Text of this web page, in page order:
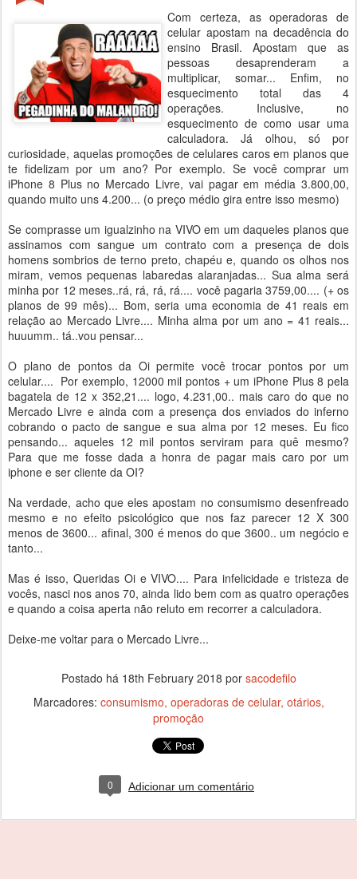
Com certeza, as operadoras de
celular apostam na decadência do
ensino Brasil. Apostam que as
pessoas desaprenderam a
multiplicar, somar... Enfim, no
esquecimento total das 4
operações. Inclusive, no
esquecimento de como usar uma
calculadora. Já olhou, só por
curiosidade, aquelas promoções de celulares caros em planos que
te fidelizam por um ano? Por exemplo. Se você comprar um
iPhone 8 Plus no Mercado Livre, vai pagar em média 3.800,00,
quando muito uns 4.200... (o preço médio gira entre isso mesmo)
Se comprasse um igualzinho na VIVO em um daqueles planos que
assinamos com sangue um contrato com a presença de dois
homens sombrios de terno preto, chapéu e, quando os olhos nos
miram, vemos pequenas labaredas alaranjadas... Sua alma será
minha por 12 meses..rá, rá, rá, rá.... você pagaria 3759,00.... (+ os
planos de 99 mês)... Bom, seria uma economia de 41 reais em
relação ao Mercado Livre.... Minha alma por um ano = 41 reais...
huuumm.. tá..vou pensar...
O plano de pontos da Oi permite você trocar pontos por um
celular.... Por exemplo, 12000 mil pontos + um iPhone Plus 8 pela
bagatela de 12 x 352,21.... logo, 4.231,00.. mais caro do que no
Mercado Livre e ainda com a presença dos enviados do inferno
cobrando o pacto de sangue e sua alma por 12 meses. Eu fico
pensando... aqueles 12 mil pontos serviram para quê mesmo?
Para que me fosse dada a honra de pagar mais caro por um
iphone e ser cliente da OI?
Na verdade, acho que eles apostam no consumismo desenfreado
mesmo e no efeito psicológico que nos faz parecer 12 X 300
menos de 3600... afinal, 300 é menos do que 3600.. um negócio e
tanto...
Mas é isso, Queridas Oi e VIVO.... Para infelicidade e tristeza de
vocês, nasci nos anos 70, ainda lido bem com as quatro operações
e quando a coisa aperta não reluto em recorrer a calculadora.
Deixe-me voltar para o Mercado Livre...
Postado há 18th February 2018 por sacodefilo
Marcadores: consumismo operadoras de celular otários
promoção
0 Adicionar um comentário